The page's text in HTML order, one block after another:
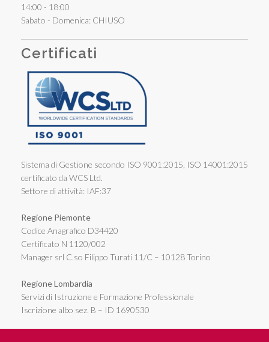
14:00 - 18:00
Sabato - Domenica: CHIUSO
Certificati
Sistema di Gestione secondo ISO 9001:2015, ISO 14001:2015
certificato da WCS Ltd.
Settore di attività: IAF:37
Regione Piemonte
Codice Anagrafico D34420
Certificato N 1120/002
Manager srl C.so Filippo Turati 11/C – 10128 Torino
Regione Lombardia
Servizi di Istruzione e Formazione Professionale
Iscrizione albo sez. B – ID 1690530